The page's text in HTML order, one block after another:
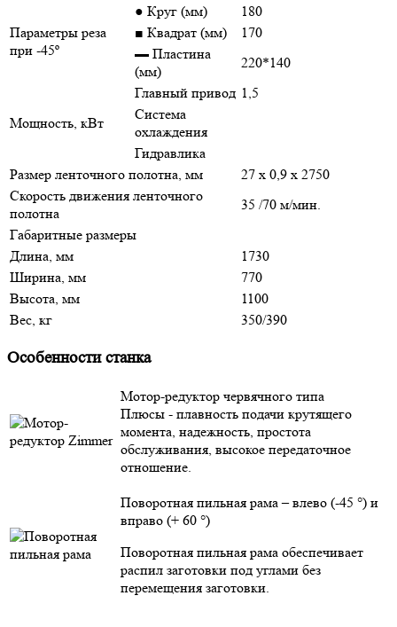
Параметры реза
при -45º
● Круг (мм)
180
■ Квадрат (мм)
170
▬ Пластина
(мм)
220*140
Мощность, кВт
Главный привод 1,5
Система
охлаждения
Гидравлика
Размер ленточного полотна, мм
27 x 0,9 x 2750
Скорость движения ленточного
полотна
35 /70 м/мин.
Габаритные размеры
Длина, мм
1730
Ширина, мм
770
Высота, мм
1100
Вес, кг
350/390
Особенности станка
Мотор-редуктор червячного типа
Плюсы - плавность подачи крутящего
момента, надежность, простота
обслуживания, высокое передаточное
отношение.
Поворотная пильная рама – влево (-45 °) и
вправо (+ 60 °)
Поворотная пильная рама обеспечивает
распил заготовки под углами без
перемещения заготовки.